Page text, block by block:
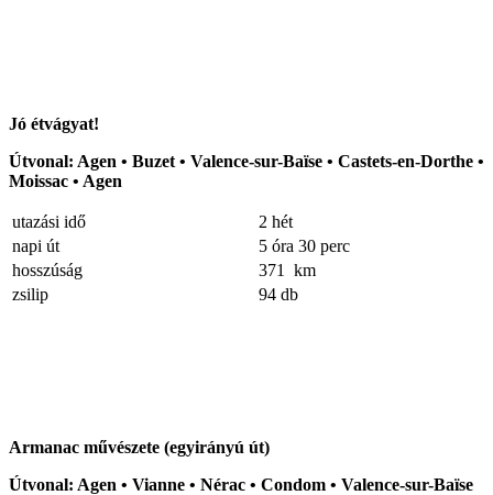
Jó étvágyat!
Útvonal: Agen • Buzet • Valence-sur-Baïse • Castets-en-Dorthe •
Moissac • Agen
utazási idő
2 hét
napi út
5 óra 30 perc
hosszúság
371 km
zsilip
94 db
Armanac művészete (egyirányú út)
Útvonal: Agen • Vianne • Nérac • Condom • Valence-sur-Baïse